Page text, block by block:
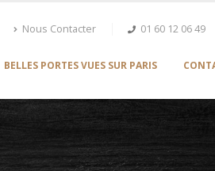
Nous Contacter 01 60 12 06 49
BELLES PORTES VUES SUR PARIS